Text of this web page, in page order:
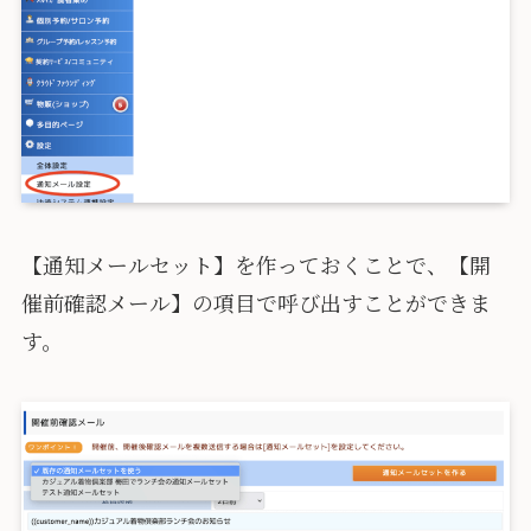
【通知メールセット】を作っておくことで、【開
催前確認メール】の項目で呼び出すことができま
す。